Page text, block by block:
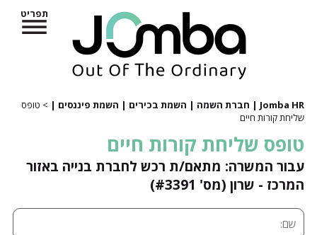
תפריט
Jomba HR | חברת השמה | השמת בכירים | השמת פיננסים |
> טופס
שליחת קורות חיים
טופס שליחת קורות חיים
עבור המשרה: מתאם/ת רכש לחברת בנייה באזור
המרכז - שרון (מס' #3391)